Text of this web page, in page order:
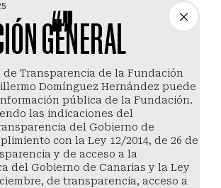
Menú
GENERAL
Transparencia de la Fundación
Domínguez Hernández puede
pública de la Fundación.
las indicaciones del
del Gobierno de
con la Ley 12/2014, de 26 de
y de acceso a la
del Gobierno de Canarias y la Ley
de transparencia, acceso a